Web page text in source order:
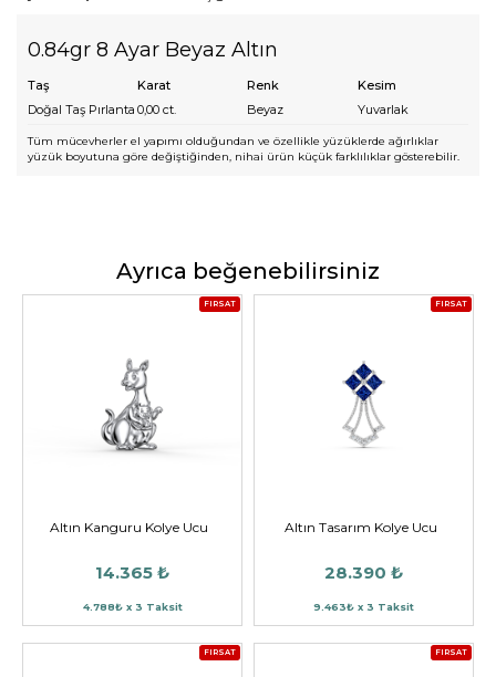
0.84gr 8 Ayar Beyaz Altın
Taş Karat Renk
Kesim
Doğal Taş Pırlanta 0,00 ct. Beyaz Yuvarlak
Tüm mücevherler el yapımı olduğundan ve özellikle yüzüklerde ağırlıklar
yüzük boyutuna göre değiştiğinden, nihai ürün küçük farklılıklar gösterebilir.
Ayrıca beğenebilirsiniz
FIRSAT
Altın Kanguru Kolye Ucu
14.365 ₺
4.788₺ x 3 Taksit
FIRSAT
Altın Tasarım Kolye Ucu
28.390 ₺
9.463₺ x 3 Taksit
FIRSAT FIRSAT